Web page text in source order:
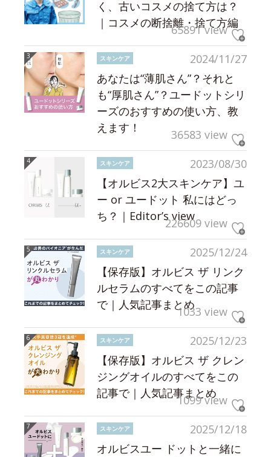
く、古いコスメの捨て方は？
｜コスメの断捨離・捨て方編
65891 view
2024/11/27
スキンケア
あなたは“薄肌さん”？それと
も“厚肌さん”？ユードットシリ
ーズのおすすめの使い方、教
えます！
36583 view
2023/08/30
スキンケア
【オルビス2大スキンケア】ユ
ー or ユードット 私にはどっ
ち？｜Editor’s view226609 view
2025/12/24
スキンケア
【保存版】オルビス ザ リンク
ルセラムのすべてをこの記事
で｜人気記事まとめ1033 view
2025/12/23
スキンケア
【保存版】オルビス ザ クレン
ジングオイルのすべてをこの
記事で｜人気記事まとめ
1099 view
2025/12/18
スキンケア
オルビスユー ドットと一緒に